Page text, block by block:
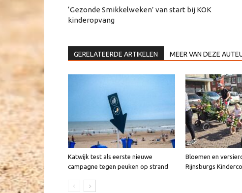
‘Gezonde Smikkelweken’ van start bij KOK
kinderopvang
GERELATEERDE ARTIKELEN MEER VAN DEZE
Katwijk test als eerste nieuwe
campagne tegen peuken op strand
Bloemen en
Rijnsburgs